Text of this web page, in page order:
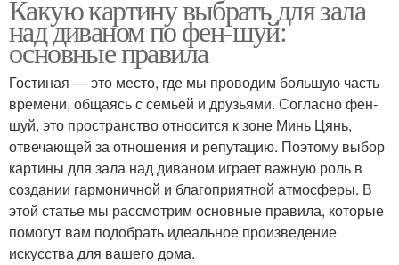
Какую картину выбрать для зала
над диваном по фен-шуй:
основные правила
Гостиная — это место, где мы проводим большую часть
времени, общаясь с семьей и друзьями. Согласно фен-
шуй, это пространство относится к зоне Минь Цянь,
отвечающей за отношения и репутацию. Поэтому выбор
картины для зала над диваном играет важную роль в
создании гармоничной и благоприятной атмосферы. В
этой статье мы рассмотрим основные правила, которые
помогут вам подобрать идеальное произведение
искусства для вашего дома.